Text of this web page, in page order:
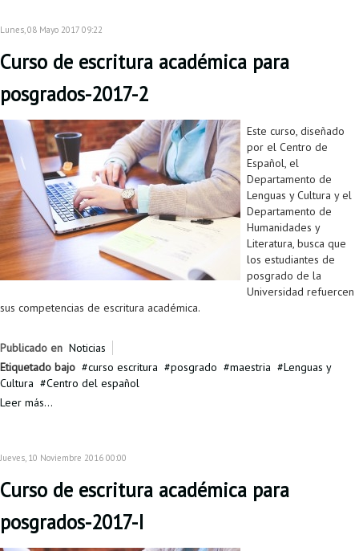
Lunes, 08 Mayo 2017 09:22
Curso de escritura académica para
posgrados-2017-2
Este curso, diseñado
por el Centro de
Español, el
Departamento de
Lenguas y Cultura y el
Departamento de
Humanidades y
Literatura, busca que
los estudiantes de
posgrado de la
Universidad refuercen
sus competencias de escritura académica.
Publicado en Noticias
Etiquetado bajo
curso escritura posgrado maestria
Lenguas y
Cultura
Centro del español
Leer más...
Jueves, 10 Noviembre 2016 00:00
Curso de escritura académica para
posgrados-2017-I